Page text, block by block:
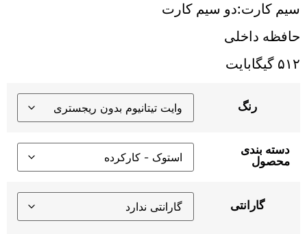
سیم کارت:دو سیم کارت
حافظه داخلی
۵۱۲ گیگابایت
رنگ
دسته بندی
محصول
گارانتی